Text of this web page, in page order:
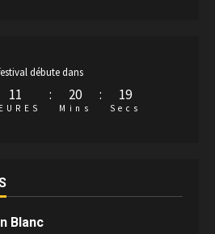
débute dans
11 : 20
Mins
: 18
Secs
Blanc